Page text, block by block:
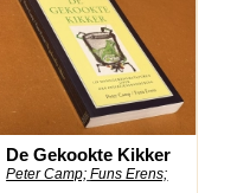
De Gekookte Kikker
Peter Camp; Funs Erens;